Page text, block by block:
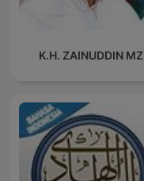
K.H. ZAINUDDIN MZ